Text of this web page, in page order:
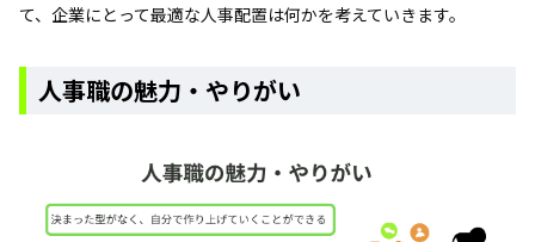
て、企業にとって最適な人事配置は何かを考えていきます。
人事職の魅力・やりがい